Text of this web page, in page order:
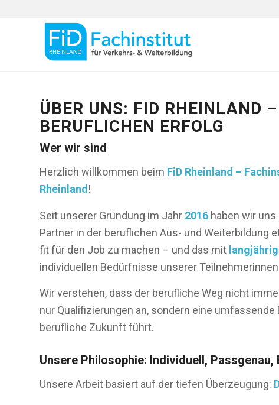
ÜBER UNS: FID RHEINLAND
BERUFLICHEN ERFOLG
Wer wir sind
Herzlich willkommen beim FiD Rheinland –
Rheinland !
Seit unserer Gründung im Jahr 2016 haben wir
Partner in der beruflichen Aus- und Weiterbildung
fit für den Job zu machen – und das mit
individuellen Bedürfnisse unserer
Wir verstehen, dass der berufliche Weg nicht
nur Qualifizierungen an, sondern eine
berufliche Zukunft führt.
Unsere Philosophie: Individuell,
Unsere Arbeit basiert auf der tiefen Überzeugung: